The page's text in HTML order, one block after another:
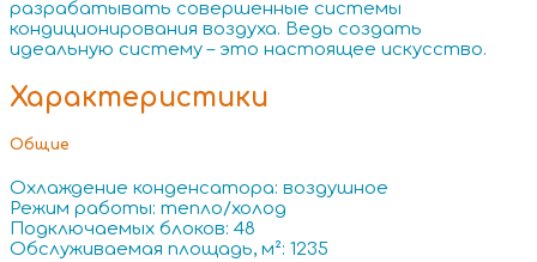
разрабатывать совершенные системы
кондиционирования воздуха. Ведь создать
идеальную систему – это настоящее искусство.
Характеристики
Общие
Охлаждение конденсатора: воздушное
Режим работы: тепло/холод
Подключаемых блоков: 48
Обслуживаемая площадь, м²: 1235